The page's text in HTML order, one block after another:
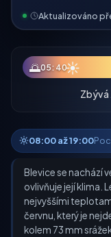
Aktualizováno
🌅05:40☀
Zbývá
08:00 až 19:00
Blevice se nachází
ovlivňuje její klima.
nejvyššími
červnu, který je
kolem 73 mm